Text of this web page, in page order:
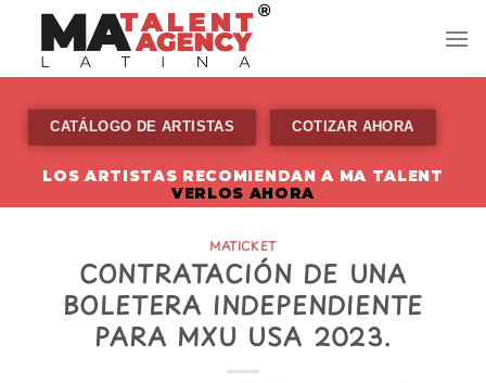
content
CATÁLOGO DE ARTISTAS COTIZAR AHORA
LOS ARTISTAS RECOMIENDAN A MA TALENT
VERLOS AHORA
MATICKET
CONTRATACIÓN DE UNA
BOLETERA INDEPENDIENTE
PARA MXU USA 2023.